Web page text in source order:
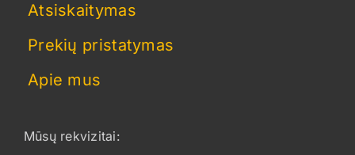
Atsiskaitymas
Prekių pristatymas
Apie mus
Mūsų rekvizitai: